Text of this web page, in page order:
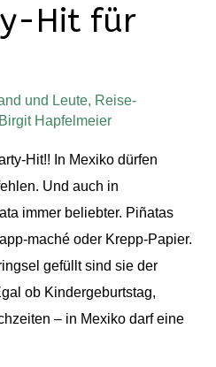
Hit für
und Leute, Reise-
Birgit Hapfelmeier
Hit!! In Mexiko dürfen
Und auch in
immer beliebter. Piñatas
maché oder Krepp-Papier.
gefüllt sind sie der
ob Kindergeburtstag,
– in Mexiko darf eine